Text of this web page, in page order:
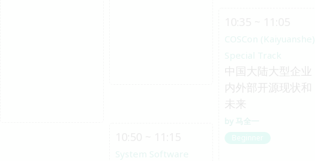
COSCon (Kaiyuanshe)
Special Track
中国大陆大型企业
内外部开源现状和
未来
马全一
Beginner
System Software